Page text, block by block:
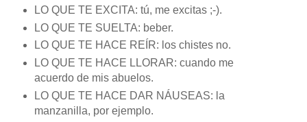
LO QUE TE EXCITA: tú, me excitas ;-).
LO QUE TE SUELTA: beber.
LO QUE TE HACE REÍR: los chistes no.
LO QUE TE HACE LLORAR: cuando me
acuerdo de mis abuelos.
LO QUE TE HACE DAR NÁUSEAS: la
manzanilla, por ejemplo.